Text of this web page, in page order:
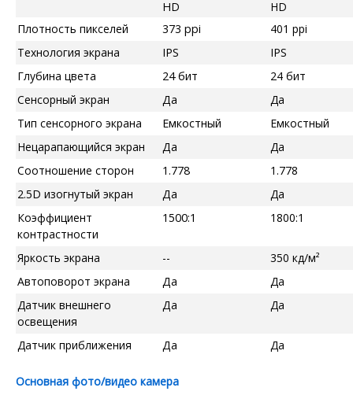
HD
HD
Плотность пикселей
373 ppi
401 ppi
Технология экрана
IPS
IPS
Глубина цвета
24 бит
24 бит
Сенсорный экран
Да
Да
Тип сенсорного экрана
Емкостный
Емкостный
Нецарапающийся экран
Да
Да
Соотношение сторон
1.778
1.778
2.5D изогнутый экран
Да
Да
Коэффициент
контрастности
1500:1 1800:1
Яркость экрана --
350 кд/м²
Автоповорот экрана
Да
Да
Датчик внешнего
освещения
Да Да
Датчик приближения Да Да
Основная фото/видео камера